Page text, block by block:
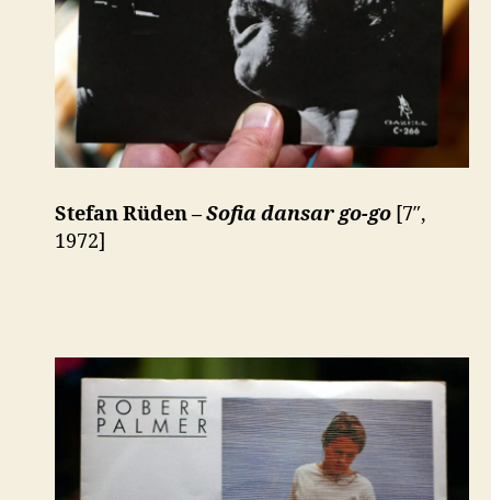
Stefan Rüden –Sofia dansar go-go [7″,
1972]